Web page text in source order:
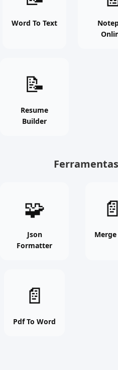
Word To Text
online
📝
Resume
Builder
Builder
free
tool
🧩
Json
Formatter
Formatter
free
tool
📄
📄
Pdf To Word
To
online